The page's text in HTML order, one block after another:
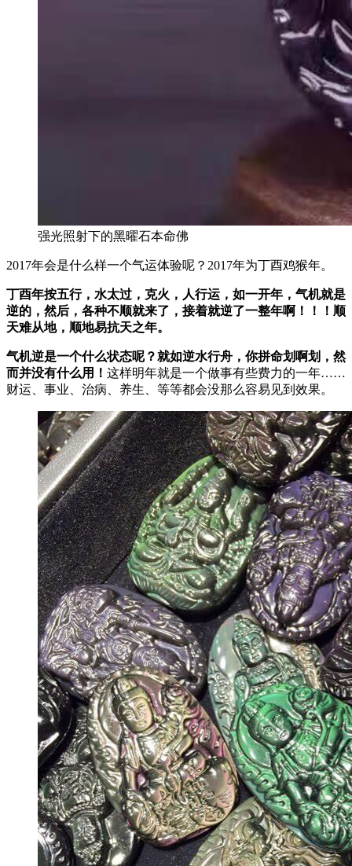
强光照射下的黑曜石本命佛
2017年会是什么样一个气运体验呢？2017年为丁酉鸡猴年。
丁酉年按五行，水太过，克火，人行运，如一开年，气机就是
逆的，然后，各种不顺就来了，接着就逆了一整年啊！！！顺
天难从地，顺地易抗天之年。
气机逆是一个什么状态呢？就如逆水行舟，你拼命划啊划，然
而并没有什么用！ 这样明年就是一个做事有些费力的一年……
财运、事业、治病、养生、等等都会没那么容易见到效果。